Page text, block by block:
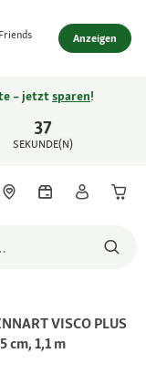
Anzeigen
37
SEKUNDE(N)
– jetztsparen!
VISCO PLUS
cm, 1,1 m